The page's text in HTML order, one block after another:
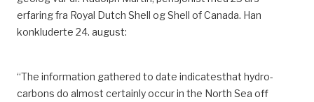
erfaring fra Royal Dutch Shell og Shell of Canada. Han
konkluderte 24. august:
“The information gathered to date indicatesthat hydro-
carbons do almost certainly occur in the North Sea off